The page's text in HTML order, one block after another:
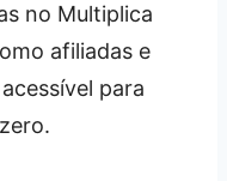
no Multiplica
afiliadas e
para